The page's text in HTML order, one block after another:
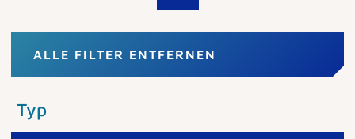
ALLE FILTER ENTFERNEN
Typ